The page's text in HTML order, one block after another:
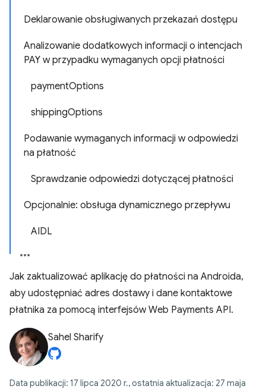
Deklarowanie obsługiwanych przekazań dostępu
Analizowanie dodatkowych informacji o intencjach
PAY w przypadku wymaganych opcji płatności
paymentOptions
shippingOptions
Podawanie wymaganych informacji w odpowiedzi
na płatność
Sprawdzanie odpowiedzi dotyczącej płatności
Opcjonalnie: obsługa dynamicznego przepływu
AIDL
Jak zaktualizować aplikację do płatności na Androida,
aby udostępniać adres dostawy i dane kontaktowe
płatnika za pomocą interfejsów Web Payments API.
Sahel Sharify
Data publikacji: 17 lipca 2020 r., ostatnia aktualizacja: 27 maja